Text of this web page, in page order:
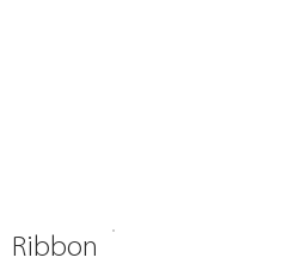
Ribbon